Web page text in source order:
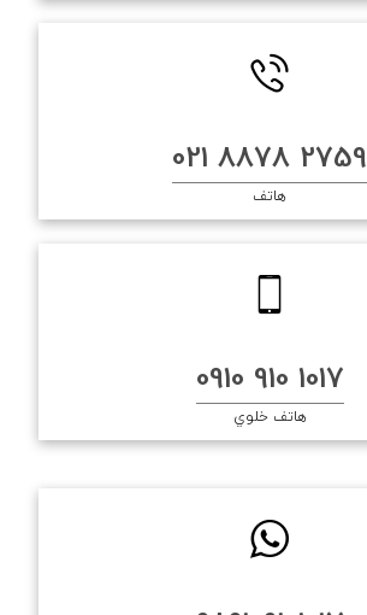
2759 8878 021
هاتف
1017 910 0910
هاتف خلوي